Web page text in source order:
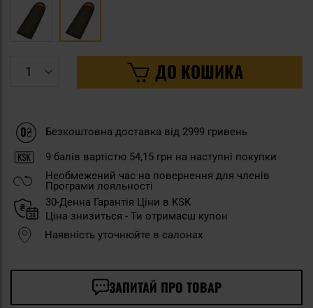
ДО КОШИКА
Безкоштовна доставка від 2999 гривень
9 балів вартістю 54,15 грн на наступні покупки
Необмежений час на повернення для членів
Програми лояльності
30-Денна Гарантія Ціни в KSK
Ціна знизиться - Ти отримаєш купон
Наявність уточнюйте в салонах
ЗАПИТАЙ ПРО ТОВАР